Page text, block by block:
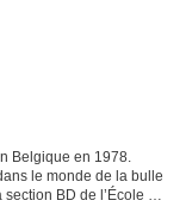
Belgique en 1978.
le monde de la bulle
BD de l’École de